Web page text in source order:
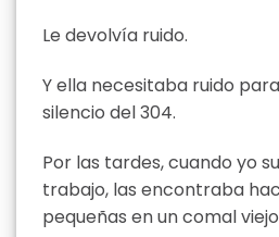
Le devolvía ruido.
Y ella necesitaba ruido
silencio del 304.
Por las tardes, cuando yo
trabajo, las encontraba
pequeñas en un comal